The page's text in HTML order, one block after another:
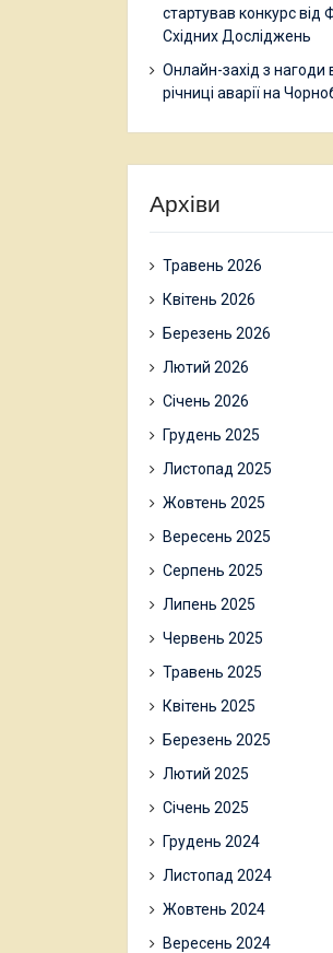
стартував конкурс від
Східних Досліджень
Онлайн-захід з нагоди
річниці аварії на
Архіви
Травень 2026
Квітень 2026
Березень 2026
Лютий 2026
Січень 2026
Грудень 2025
Листопад 2025
Жовтень 2025
Вересень 2025
Серпень 2025
Липень 2025
Червень 2025
Травень 2025
Квітень 2025
Березень 2025
Лютий 2025
Січень 2025
Грудень 2024
Листопад 2024
Жовтень 2024
Вересень 2024